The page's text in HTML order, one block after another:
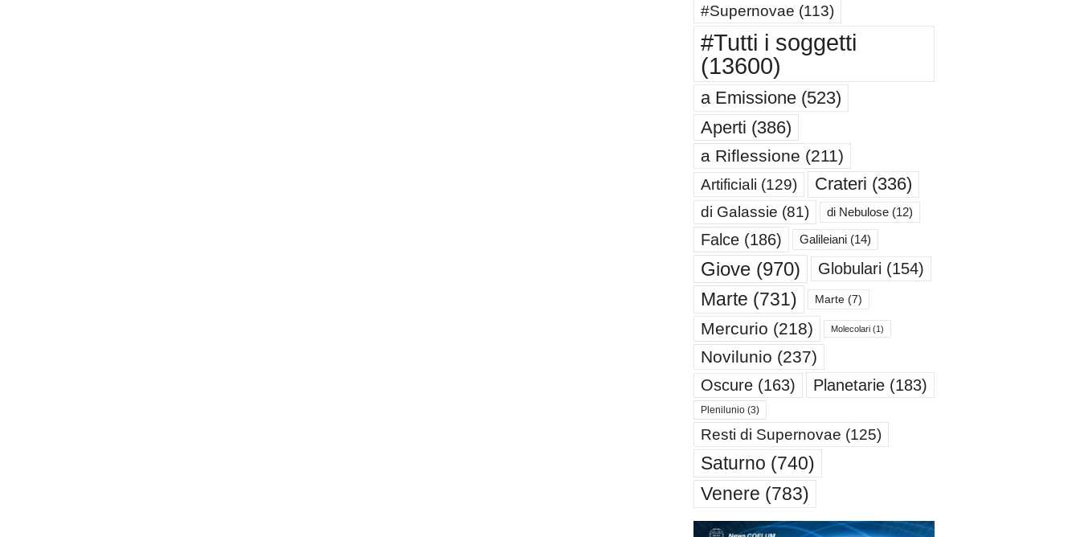
#Supernovae (113)
#Tutti i soggetti
(13600)
a Emissione(523)
Aperti (386)
a Riflessione (211)
Artificiali (129) Crateri (336)
di Galassie (81) di Nebulose(12)
Falce(186) Galileiani(14)
Giove(970) Globulari (154)
Marte (731) Marte(7)
Mercurio (218) Molecolari(1)
Novilunio (237)
Oscure(163) Planetarie(183)
Plenilunio(3)
Resti di Supernovae (125)
Saturno (740)
Venere (783)